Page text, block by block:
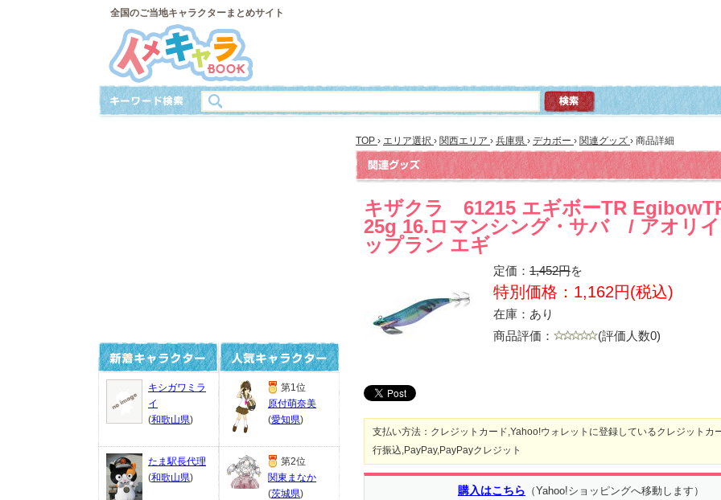
全国のご当地キャラクターまとめサイト
キシガワミラ
イ
(和歌山県)
たま駅長代理
(和歌山県)
第1位
原付萌奈美
(愛知県)
第2位
関東まなか
(茨城県)
TOP › エリア選択 › 関西エリア › 兵庫県 › デカボー › 関連グッズ › 商品詳細
キザクラ 61215 エギボーTR
25g 16.ロマンシング・サバ / アオリイ
ップラン エギ
定価： 1,452円を
特別価格：1,162円(税込)
在庫：あり
商品評価：
(評価人数0)
支払い方法：クレジットカード,Yahoo!ウォレットに登録しているクレジットカ
行振込,PayPay,PayPayクレジット
購入はこちら （Yahoo!ショッピングへ移動します）